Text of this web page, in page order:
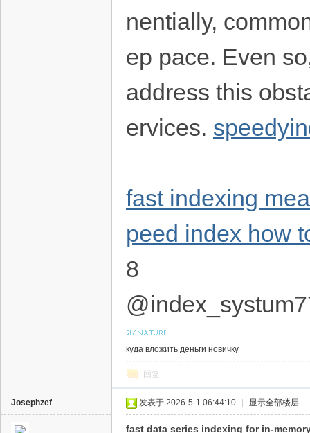
nentially,
ep pace. Even
address this
ervices.
fast indexing
peed index how
8
куда вложить деньги новичку
回复
Josephzef 发表于 2026-5-1 06:44:10 显示全部楼层
fast data series indexing for in-